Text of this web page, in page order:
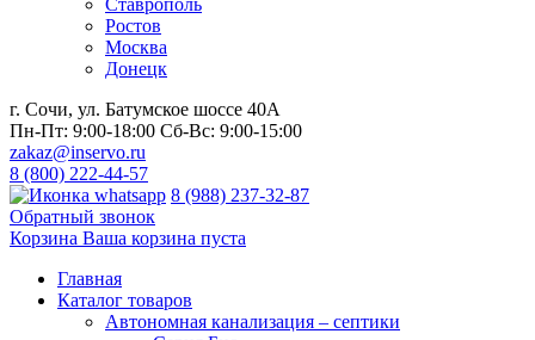
Ставрополь
Ростов
Москва
Донецк
г. Сочи, ул. Батумское шоссе 40А
Пн-Пт: 9:00-18:00 Сб-Вс: 9:00-15:00
zakaz@inservo.ru
8 (800) 222-44-57
8 (988) 237-32-87
Обратный звонок
Корзина Ваша корзина пуста
Главная
Каталог товаров
Автономная канализация – септики